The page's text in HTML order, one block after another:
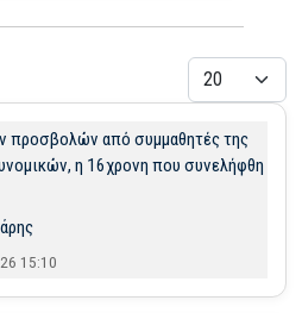
προσβολών από συμμαθητές της
η 16χρονη που συνελήφθη
15:10